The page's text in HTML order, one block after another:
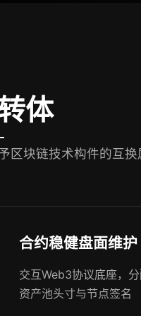
体
区块链技术构件的互换
合约稳健盘面维护
交互Web3协议底座，
资产池头寸与节点签名